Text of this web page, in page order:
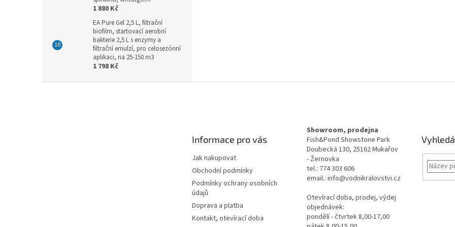
1 880 Kč
EA Pure Gel 2,5 L, filtrační
biofilm, startovací aerobní
bakterie 2,5 L s enzymy a
filtrační emulzí, pro celosezónní
aplikaci, na 25-150 m3
1 798 Kč
Informace pro vás
Jak nakupovat
Obchodní podmínky
Podmínky ochrany osobních
údajů
Doprava a platba
Kontakt, otevírací doba
Showroom, prodejna
Fish&Pond Showstone Park
Doubecká 130, 25162 Mukařov
- Žernovka
tel.: 774 303 606
email.: info@vodnikralovstvi.cz
Otevírací doba, prodej, výdej
objednávek:
pondělí - čtvrtek 8,00-17,00